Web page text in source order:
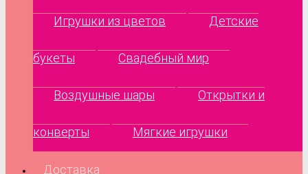
Игрушки из цветов Детские
букеты Свадебный мир
Воздушные шары Открытки и
конверты Мягкие игрушки
Доставка